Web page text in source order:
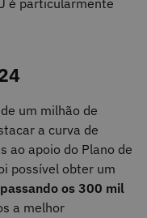
é particularmente
um milhão de
a curva de
ao apoio do Plano de
possível obter um
os 300 mil
a melhor